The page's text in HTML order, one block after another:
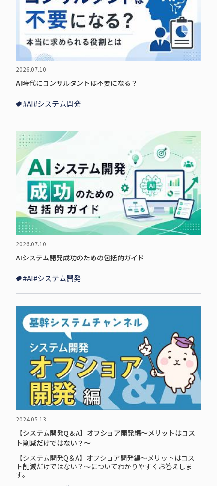
2026.07.10
AI時代にコンサルタントは不要になる？
#AI#システム開発
2026.07.10
AIシステム開発成功のための包括的ガイド
#AI#システム開発
2024.05.13
【システム開発Q＆A】オフショア開発編～メリットはコス
ト削減だけではない？～
【システム開発Q＆A】オフショア開発編～メリットはコス
ト削減だけではない？～についてわかりやすくお答えしま
す。